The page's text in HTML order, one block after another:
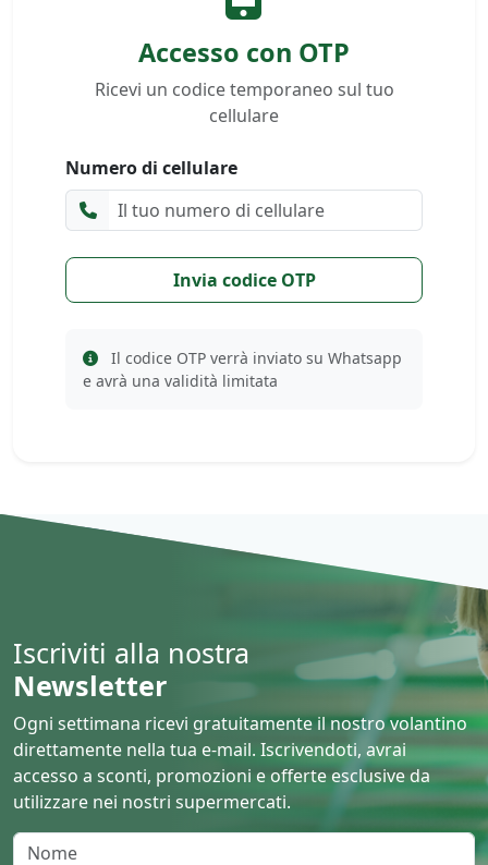
Accesso con OTP
Ricevi un codice temporaneo sul tuo
cellulare
Numero di cellulare
Invia codice OTP
Il codice OTP verrà inviato su Whatsapp
e avrà una validità limitata
Iscriviti alla nostra
Newsletter
Ogni settimana ricevi gratuitamente il nostro volantino
direttamente nella tua e-mail. Iscrivendoti, avrai
accesso a sconti, promozioni e offerte esclusive da
utilizzare nei nostri supermercati.